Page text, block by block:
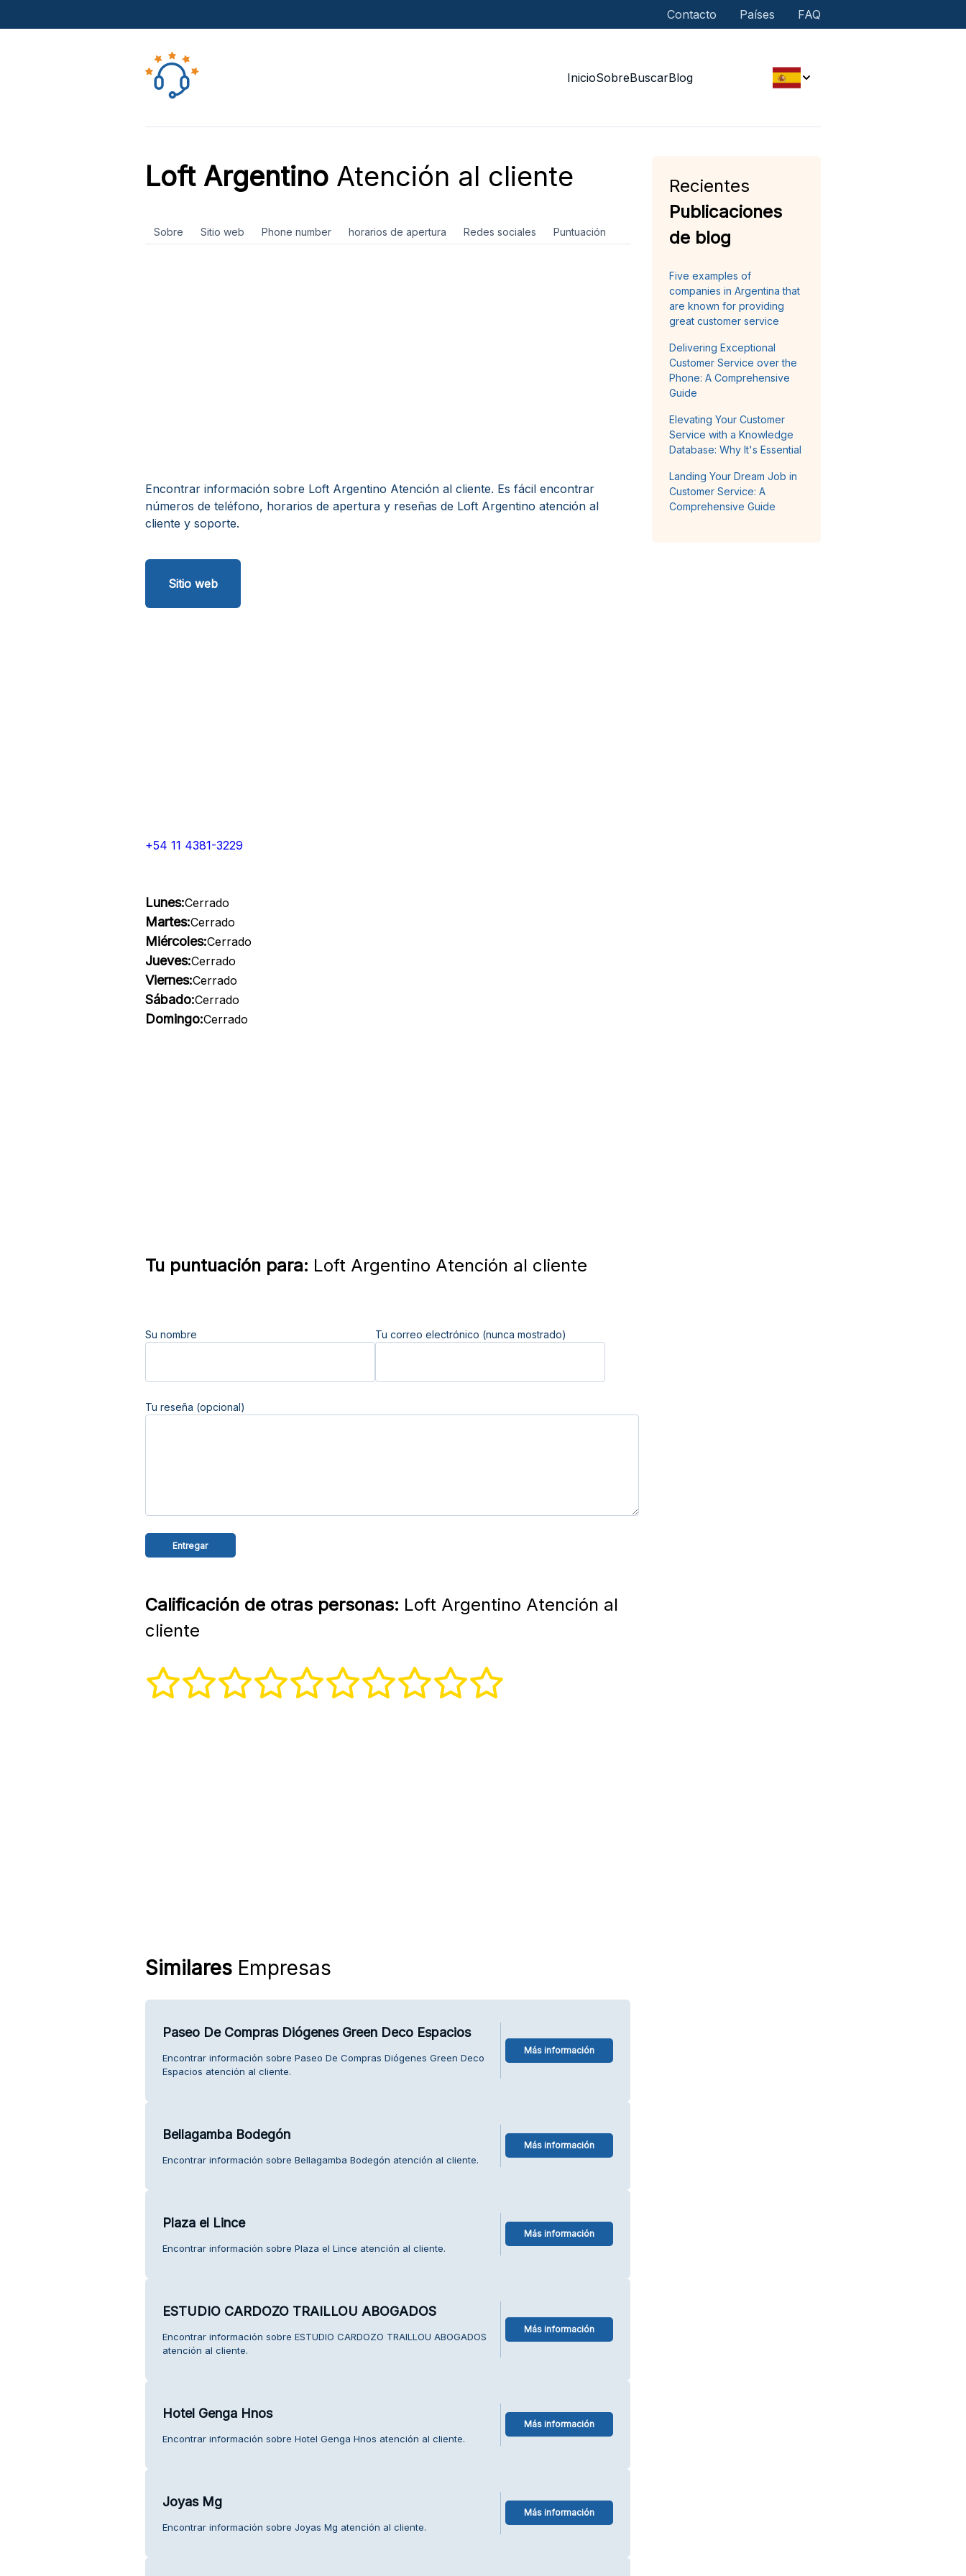
Contacto Países FAQ
InicioSobreBuscarBlog
Loft ArgentinoAtención al cliente
Sobre Sitio web Phone number horarios de apertura Redes sociales Puntuación
Encontrar información sobre Loft Argentino Atención al cliente. Es fácil encontrar
números de teléfono, horarios de apertura y reseñas de Loft Argentino atención al
cliente y soporte.
Sitio web
+54 11 4381-3229
Lunes:Cerrado
Martes:Cerrado
Miércoles:Cerrado
Jueves:Cerrado
Viernes:Cerrado
Sábado:Cerrado
Domingo:Cerrado
Tu puntuación para: Loft Argentino Atención al cliente
Su nombre Tu correo electrónico (nunca mostrado)
Tu reseña (opcional)
Calificación de otras personas: Loft Argentino Atención al
cliente
SimilaresEmpresas
Paseo De Compras Diógenes Green Deco Espacios
Encontrar información sobre Paseo De Compras Diógenes Green Deco
Espacios atención al cliente.
Más información
Bellagamba Bodegón
Encontrar información sobre Bellagamba Bodegón atención al cliente.
Más información
Plaza el Lince
Encontrar información sobre Plaza el Lince atención al cliente.
Más información
ESTUDIO CARDOZO TRAILLOU ABOGADOS
Encontrar información sobre ESTUDIO CARDOZO TRAILLOU ABOGADOS
atención al cliente.
Más información
Hotel Genga Hnos
Encontrar información sobre Hotel Genga Hnos atención al cliente.
Más información
Joyas Mg
Encontrar información sobre Joyas Mg atención al cliente.
Más información
Recientes
Publicaciones
de blog
Five examples of
companies in Argentina that
are known for providing
great customer service
Delivering Exceptional
Customer Service over the
Phone: A Comprehensive
Guide
Elevating Your Customer
Service with a Knowledge
Database: Why It's Essential
Landing Your Dream Job in
Customer Service: A
Comprehensive Guide